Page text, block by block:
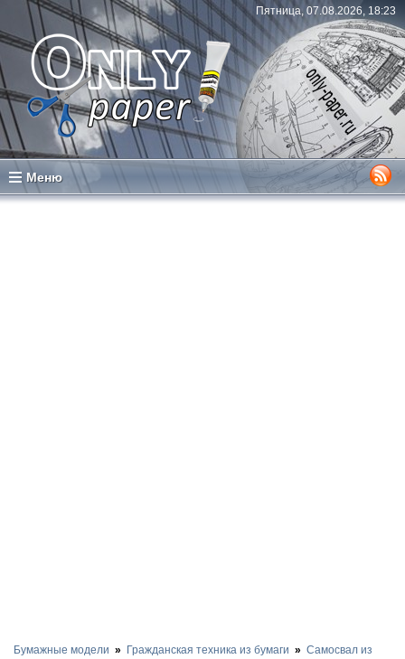
Пятница, 07.08.2026, 18:23
Меню
Бумажные модели Гражданская техника из бумаги
Самосвал из